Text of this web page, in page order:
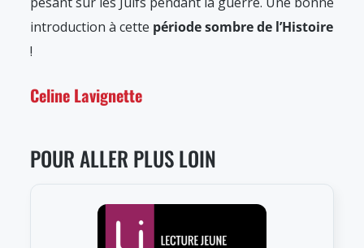
introduction à cette période sombre de l’Histoire
!
Celine Lavignette
POUR ALLER PLUS LOIN